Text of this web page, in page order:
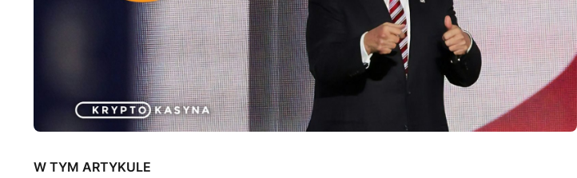
W TYM ARTYKULE